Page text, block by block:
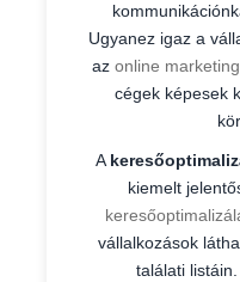
Ugyanez igaz a
az online
cégek képesek
A
kiemelt
vállalkozások
találati